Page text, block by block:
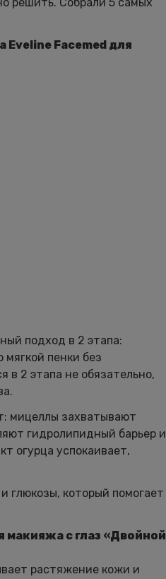
Facemed для
подход в 2 этапа:
пенки без
2 этапа не обязательно,
мицеллы захватывают
гидролипидный барьер и
огурца успокаивает,
глюкозы, который помогает
макияжа с глаз «Двойной
растяжение кожи и